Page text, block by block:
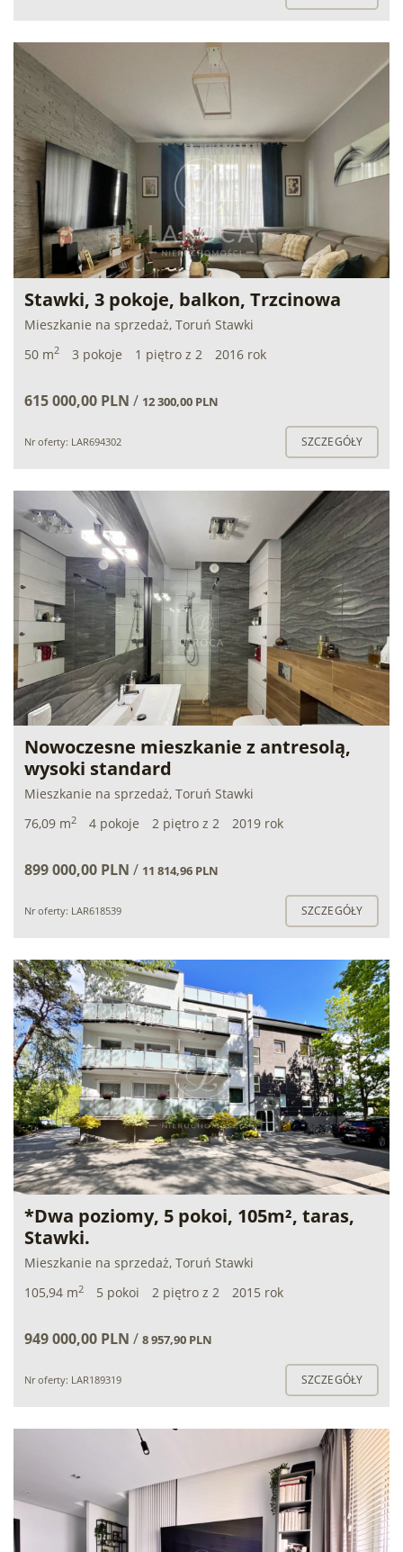
Stawki, 3 pokoje, balkon, Trzcinowa
Mieszkanie na sprzedaż, Toruń Stawki
50 m2 3 pokoje 1 piętro z 2 2016 rok
615 000,00 PLN / 12 300,00 PLN
Nr oferty: LAR694302 SZCZEGÓŁY
Nowoczesne mieszkanie z antresolą,
wysoki standard
Mieszkanie na sprzedaż, Toruń Stawki
76,09 m2 4 pokoje 2 piętro z 2 2019 rok
899 000,00 PLN / 11 814,96 PLN
Nr oferty: LAR618539 SZCZEGÓŁY
*Dwa poziomy, 5 pokoi, 105m², taras,
Stawki.
Mieszkanie na sprzedaż, Toruń Stawki
105,94 m2 5 pokoi 2 piętro z 2 2015 rok
949 000,00 PLN / 8 957,90 PLN
Nr oferty: LAR189319 SZCZEGÓŁY